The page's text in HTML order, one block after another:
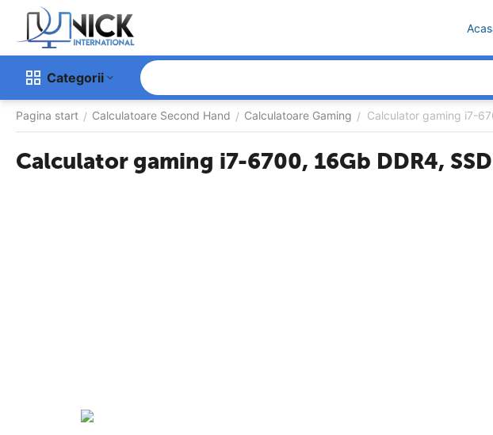
Categorii
Pagina start / Calculatoare Second Hand / Calculatoare Gaming / Calculator gaming i7-
Calculator gaming i7-6700, 16Gb DDR4,